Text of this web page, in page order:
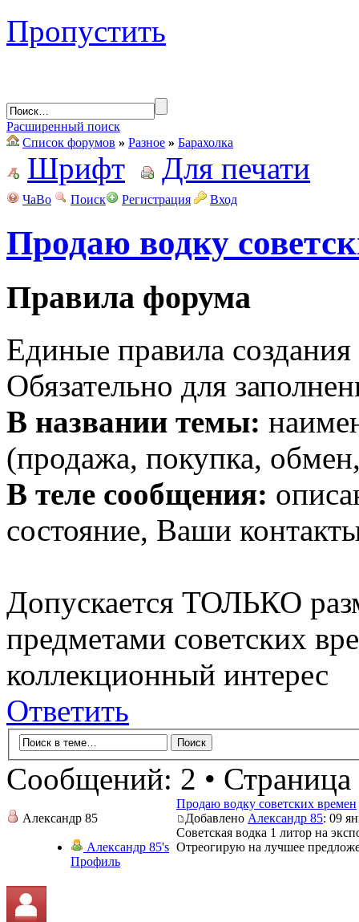
Пропустить
Расширенный поиск
Список форумов » Разное » Барахолка
Шрифт Для печати
ЧаВо Поиск Регистрация Вход
Продаю водку
Правила форума
Единые правила
Обязательно для
В названии темы:
(продажа, покупка,
В теле сообщения:
состояние, Ваши
Допускается ТОЛЬКО
предметами советских
коллекционный интерес
Ответить
Сообщений: 2 • Страница
Александр 85
Александр 85's
Профиль
Продаю водку советских времен
Добавлено Александр 85: 09
Советская водка 1 литор на
Отреогирую на лучшее